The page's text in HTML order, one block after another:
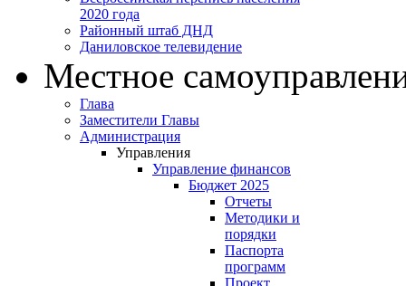
2020 года
Районный штаб ДНД
Даниловское телевидение
Местное
Глава
Заместители Главы
Администрация
Управления
Управление финансов
Бюджет 2025
Отчеты
Методики и
порядки
Паспорта
программ
Проект